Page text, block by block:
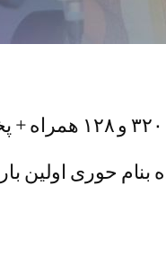
بنام حوری اولین